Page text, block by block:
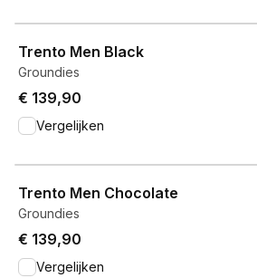
Trento Men Black
Groundies
€ 139,90
Vergelijken
Trento Men Chocolate
Groundies
€ 139,90
Vergelijken